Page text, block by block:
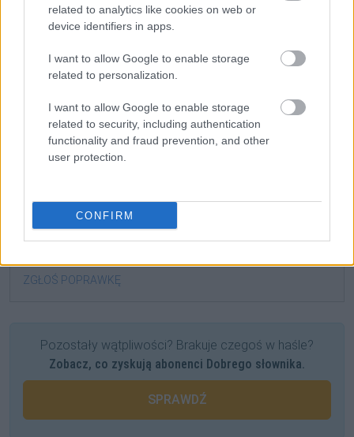
related to analytics like cookies on web or
device identifiers in apps.
I want to allow Google to enable storage
related to personalization.
I want to allow Google to enable storage
related to security, including authentication
functionality and fraud prevention, and other
user protection.
CONFIRM
co-slychac
Gramatyka
rodzaj niemęskoosobowy
odmienny
formy w tabelce:
formy:
bąbelkach; bąbelkami; bąbelki; bąbelkom; bąbelków
ZGŁOŚ POPRAWKĘ
Pozostały wątpliwości? Brakuje czegoś w haśle?
Zobacz, co zyskują abonenci Dobrego słownika.
SPRAWDŹ